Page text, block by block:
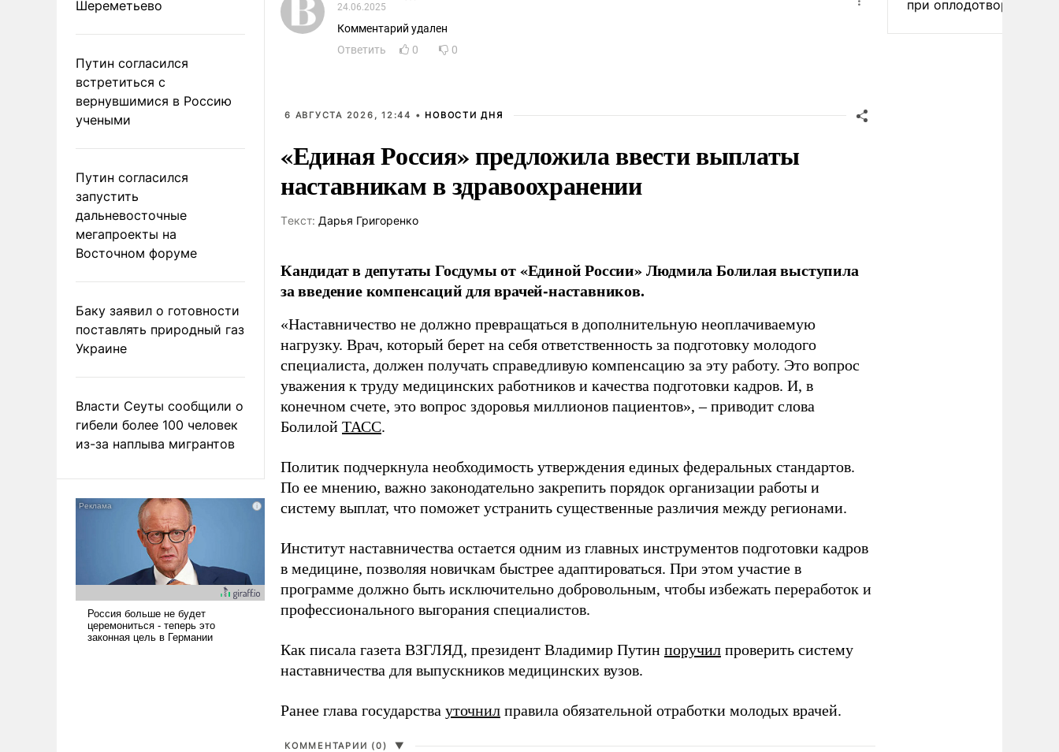
Шереметьево
Путин согласился
встретиться с
вернувшимися в Россию
учеными
Путин согласился
запустить
дальневосточные
мегапроекты на
Восточном форуме
Баку заявил о готовности
поставлять природный газ
Украине
Власти Сеуты сообщили о
гибели более 100 человек
из-за наплыва мигрантов
24.06.2025
Комментарий удален
Ответить
0 0
6 АВГУСТА 2026, 12:44 • НОВОСТИ ДНЯ
«Единая Россия» предложила ввести выплаты
наставникам в здравоохранении
Tекст: Дарья Григоренко
Кандидат в депутаты Госдумы от «Единой России» Людмила Болилая выступила
за введение компенсаций для врачей-наставников.
«Наставничество не должно превращаться в дополнительную неоплачиваемую
нагрузку. Врач, который берет на себя ответственность за подготовку молодого
специалиста, должен получать справедливую компенсацию за эту работу. Это вопрос
уважения к труду медицинских работников и качества подготовки кадров. И, в
конечном счете, это вопрос здоровья миллионов пациентов», – приводит слова
Болилой ТАСС.
Политик подчеркнула необходимость утверждения единых федеральных стандартов.
По ее мнению, важно законодательно закрепить порядок организации работы и
систему выплат, что поможет устранить существенные различия между регионами.
Институт наставничества остается одним из главных инструментов подготовки кадров
в медицине, позволяя новичкам быстрее адаптироваться. При этом участие в
программе должно быть исключительно добровольным, чтобы избежать переработок и
профессионального выгорания специалистов.
Как писала газета ВЗГЛЯД, президент Владимир Путин поручил проверить систему
наставничества для выпускников медицинских вузов.
Ранее глава государства уточнил правила обязательной отработки молодых врачей.
КОММЕНТАРИИ (0) ▼
при оплодотворении